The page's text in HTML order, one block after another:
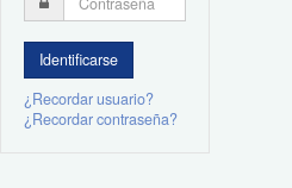
¿Recordar usuario?
¿Recordar contraseña?